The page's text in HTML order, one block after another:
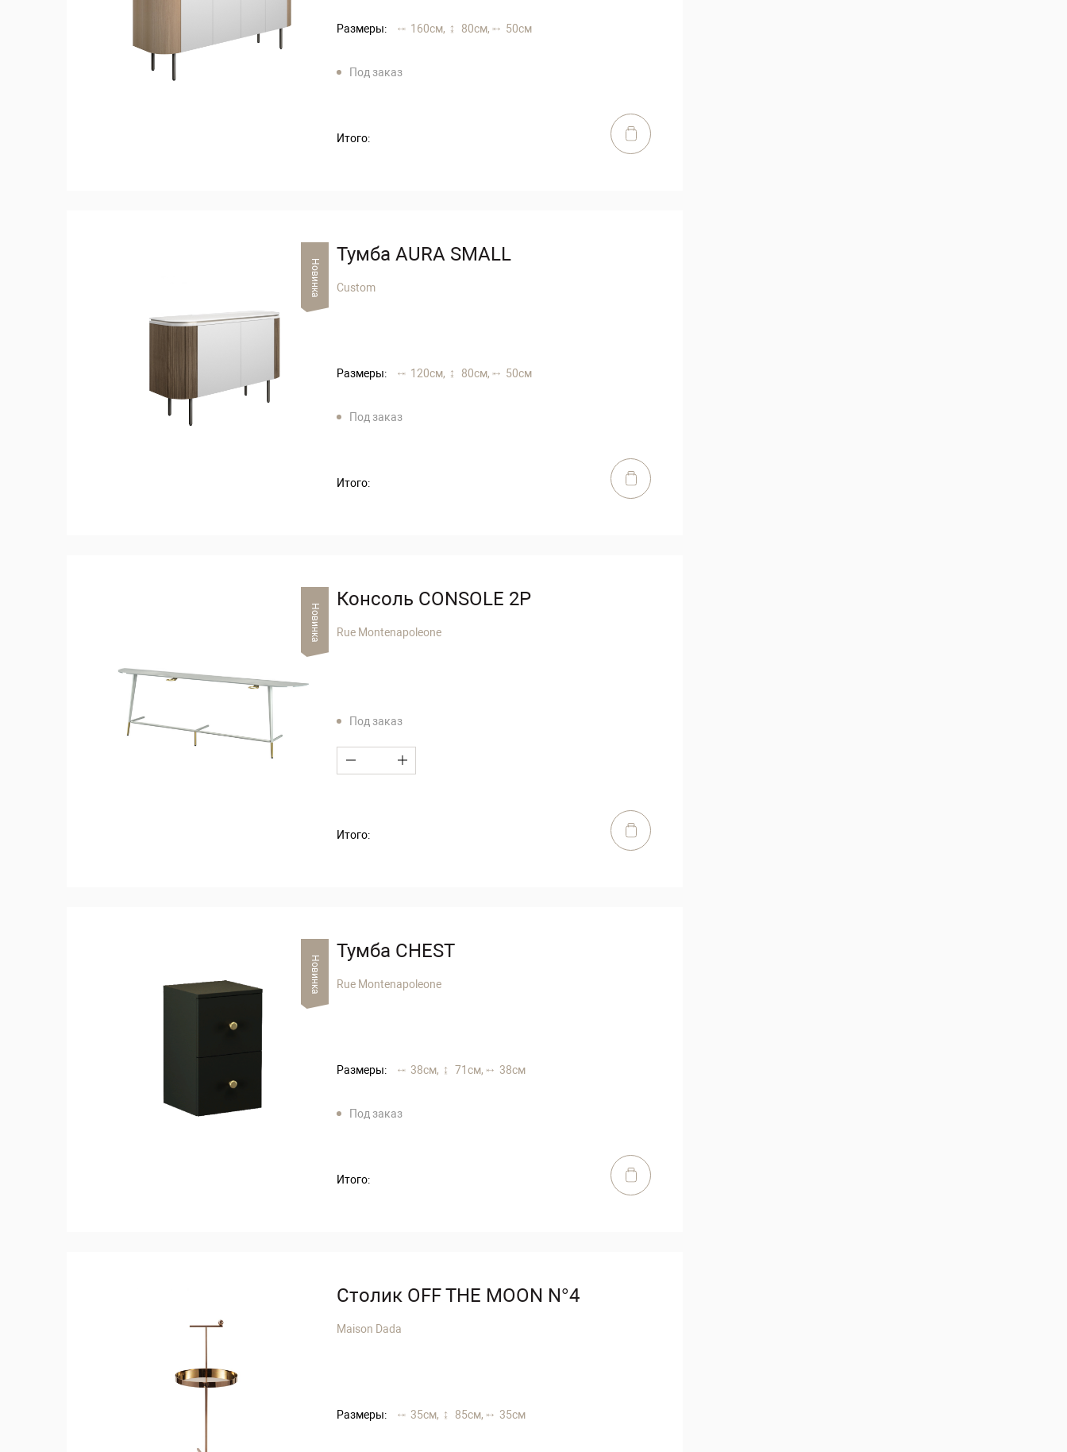
Размеры: 160 см, 80 см, 50 см
Под заказ
Итого:
Новинка
Тумба AURA SMALL
Custom
Размеры: 120 см, 80 см, 50 см
Под заказ
Итого:
Новинка
Консоль CONSOLE 2P
Rue Montenapoleone
Под заказ
Итого:
Новинка
Тумба CHEST
Rue Montenapoleone
Размеры: 38 см, 71 см, 38 см
Под заказ
Итого:
Столик OFF THE MOON N°4
Maison Dada
Размеры: 35 см, 85 см, 35 см